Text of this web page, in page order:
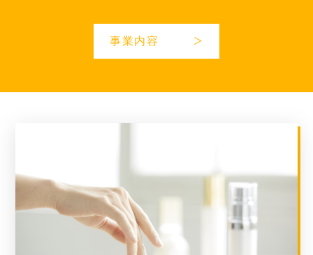
事業内容 >